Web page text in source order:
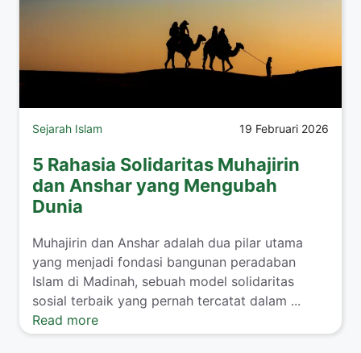
Sejarah Islam 19 Februari 2026
5 Rahasia Solidaritas Muhajirin
dan Anshar yang Mengubah
Dunia
Muhajirin dan Anshar adalah dua pilar utama
yang menjadi fondasi bangunan peradaban
Islam di Madinah, sebuah model solidaritas
sosial terbaik yang pernah tercatat dalam ...
Read more